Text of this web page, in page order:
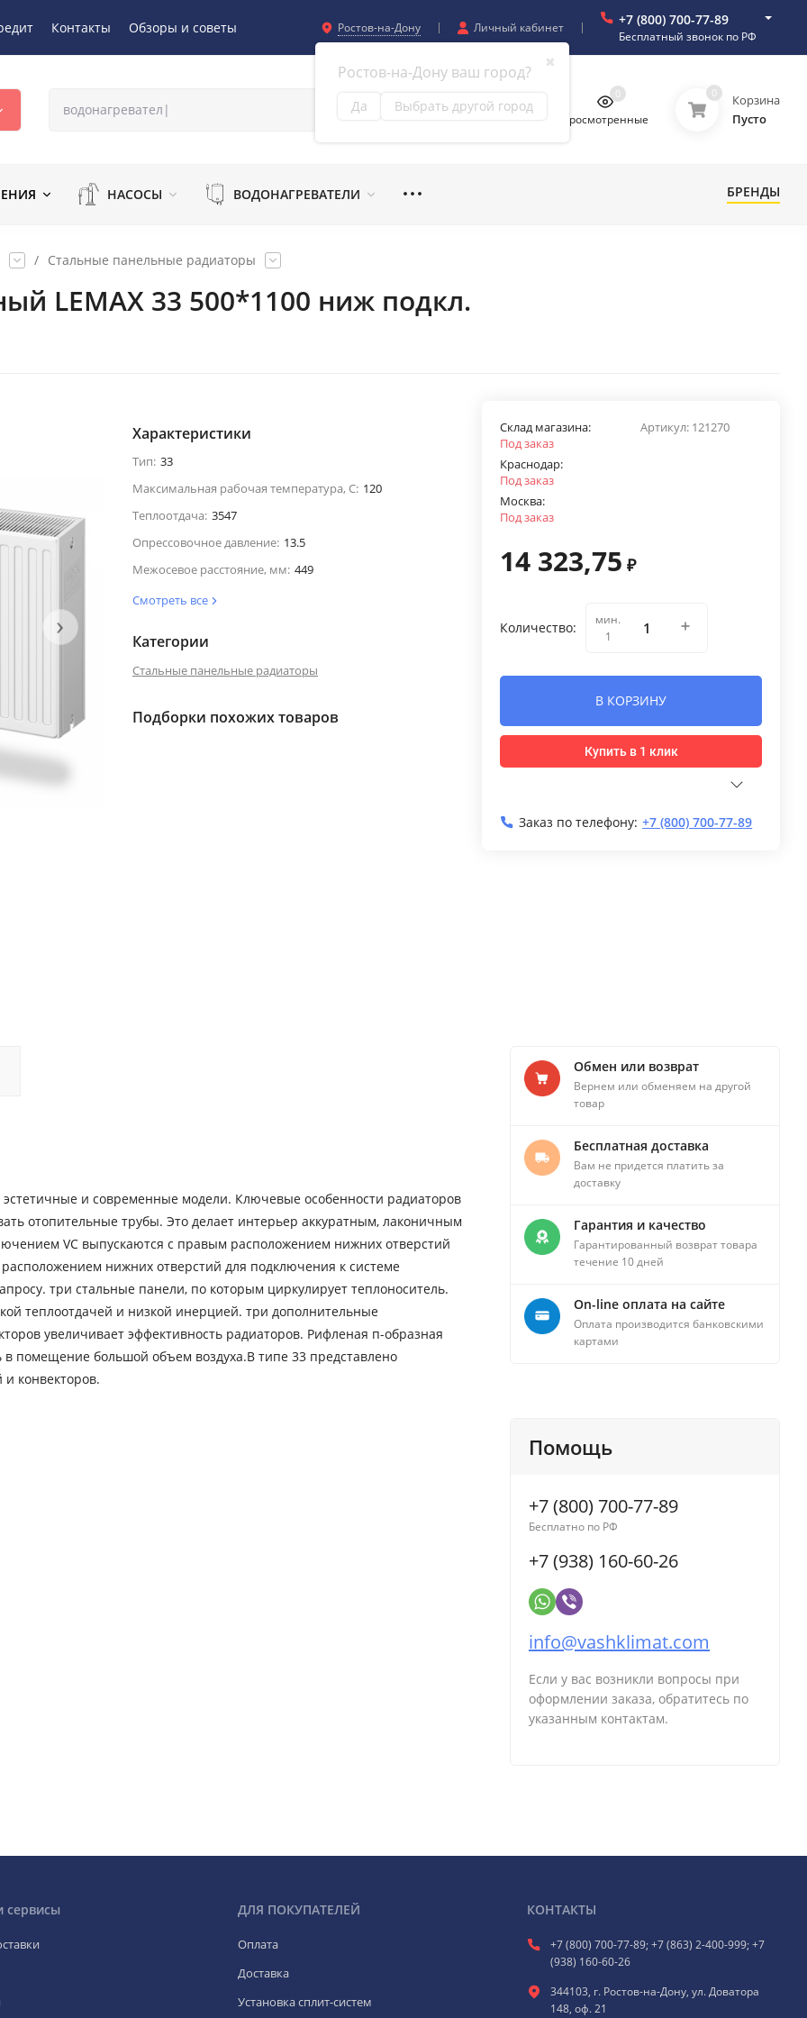
Контакты Обзоры и советы Ростов-на-Дону
✖
Ростов-на-Дону ваш город?
Да Выбрать другой город
Личный кабинет +7 (800) 700-77-89
Бесплатный звонок по РФ
Просмотренные
0 0
Корзина
Пусто
НАСОСЫ ВОДОНАГРЕВАТЕЛИ БРЕНДЫ
/ Стальные панельные радиаторы
LEMAX 33 500*1100 ниж подкл.
›
Характеристики
Тип: 33
Максимальная рабочая температура, С: 120
Теплоотдача: 3547
Опрессовочное давление: 13.5
Межосевое расстояние, мм: 449
Смотреть все
Категории
Стальные панельные радиаторы
Подборки похожих товаров
Артикул: 121270
Склад магазина:
Под заказ
Краснодар:
Под заказ
Москва:
Под заказ
14 323,75 ₽
Количество:
мин.
1
В КОРЗИНУ
Купить в 1 клик
Заказ по телефону: +7 (800) 700-77-89
и современные модели. Ключевые особенности радиаторов
отопительные трубы. Это делает интерьер аккуратным, лаконичным
VC выпускаются с правым расположением нижних отверстий
нижних отверстий для подключения к системе
три стальные панели, по которым циркулирует теплоноситель.
теплоотдачей и низкой инерцией. три дополнительные
увеличивает эффективность радиаторов. Рифленая п-образная
в помещение большой объем воздуха.В типе 33 представлено
конвекторов.
Обмен или возврат
Вернем или обменяем на другой
товар
Бесплатная доставка
Вам не придется платить за
доставку
Гарантия и качество
Гарантированный возврат товара
течение 10 дней
On-line оплата на сайте
Оплата производится банковскими
картами
Помощь
+7 (800) 700-77-89
Бесплатно по РФ
+7 (938) 160-60-26
info@vashklimat.com
Если у вас возникли вопросы при
оформлении заказа, обратитесь по
указанным контактам.
сервисы ДЛЯ ПОКУПАТЕЛЕЙ
Оплата
Доставка
Установка сплит-систем
КОНТАКТЫ
+7 (800) 700-77-89; +7 (863) 2-400-999; +7
(938) 160-60-26
344103, г. Ростов-на-Дону, ул. Доватора
148, оф. 21